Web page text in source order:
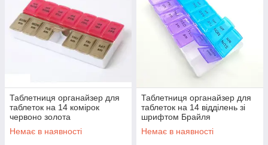
Таблетниця органайзер для
таблеток на 14 комірок
червоно золота
Немає в наявності
Таблетниця органайзер для
таблеток на 14 відділень зі
шрифтом Брайля
Немає в наявності